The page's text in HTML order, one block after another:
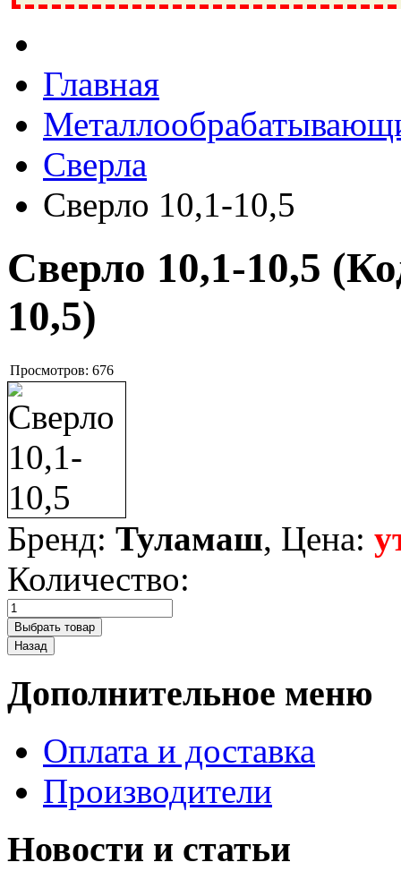
Ивантеевка, подшипники, пневматика, метизы, техника,
Главная
Сверла
Сверло 10,1-10,5
Сверло 10,1-10,5
10,5)
Просмотров: 676
Бренд: Туламаш, Цена:
Количество:
Дополнительное меню
Оплата и доставка
Производители
Новости и статьи